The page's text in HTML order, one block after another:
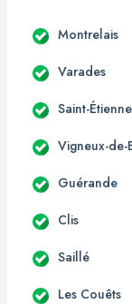
Montrelais
Varades
Saint-
Vigneux-de-
Guérande
Clis
Saillé
Les Couêts